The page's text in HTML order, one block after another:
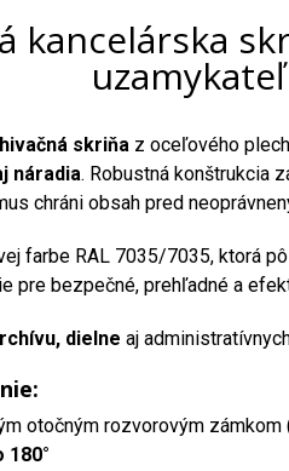
kancelárska
skriňa z oceľového
náradia. Robustná konštrukcia
chráni obsah pred
farbe RAL 7035/7035, ktorá
pre bezpečné, prehľadné a
dielne aj
otočným rozvorovým